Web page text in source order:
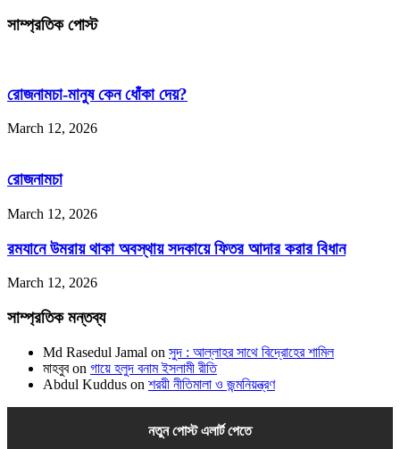
সাম্প্রতিক পোস্ট
রোজনামচা-মানুষ কেন ধোঁকা দেয়?
March 12, 2026
রোজনামচা
March 12, 2026
রমযানে উমরায় থাকা অবস্থায় সদকায়ে ফিতর আদার করার বিধান
March 12, 2026
সাম্প্রতিক মন্তব্য
Md Rasedul Jamal on সুদ : আল্লাহর সাথে বিদ্রোহের শামিল
মাহবুবon গায়ে হলুদ বনাম ইসলামী রীতি
Abdul Kuddus on শরয়ী নীতিমালা ও জন্মনিয়ন্ত্রণ
নতুন পোস্ট এলার্ট পেতে